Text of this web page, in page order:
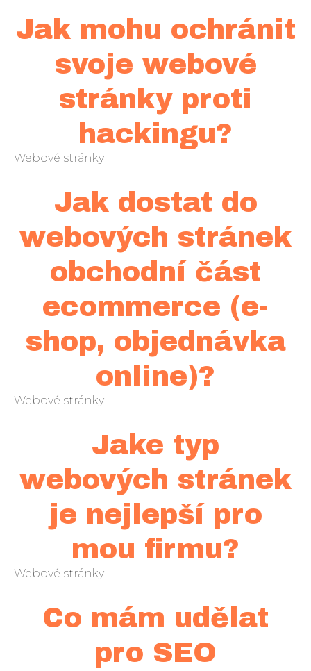
Jak mohu ochránit
svoje webové
stránky proti
hackingu?
Webové stránky
Jak dostat do
webových stránek
obchodní část
ecommerce (e-
shop, objednávka
online)?
Webové stránky
Jake typ
webových stránek
je nejlepší pro
mou firmu?
Webové stránky
Co mám udělat
pro SEO